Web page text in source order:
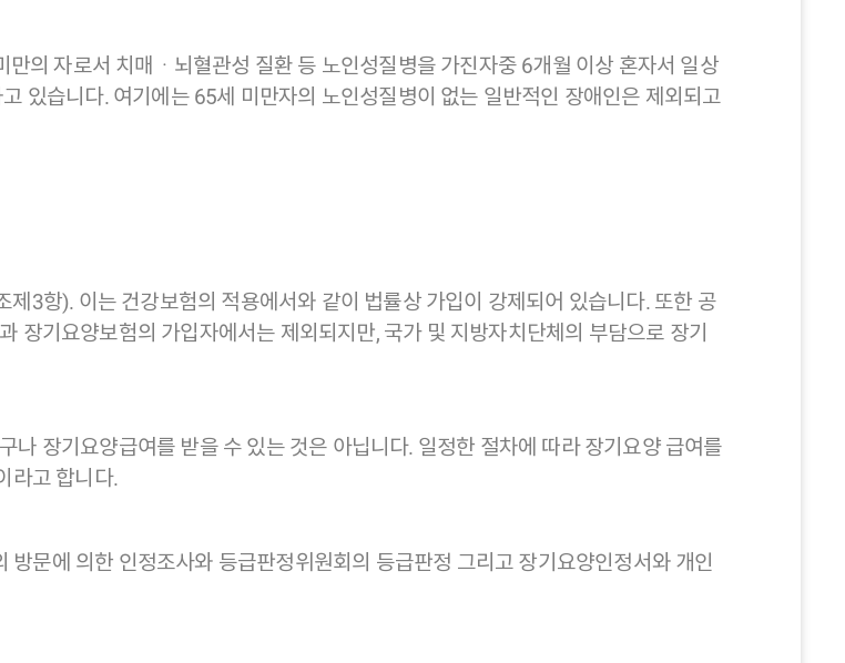
의 자로서 치매ㆍ뇌혈관성 질환 등 노인성질병을 가진자중 6개월 이상 혼자서 일상
있습니다. 여기에는 65세 미만자의 노인성질병이 없는 일반적인 장애인은 제외되고
3항). 이는 건강보험의 적용에서와 같이 법률상 가입이 강제되어 있습니다. 또한 공
장기요양보험의 가입자에서는 제외되지만, 국가 및 지방자치단체의 부담으로 장기
나 장기요양급여를 받을 수 있는 것은 아닙니다. 일정한 절차에 따라 장기요양 급여를
라고 합니다.
문에 의한 인정조사와 등급판정위원회의 등급판정 그리고 장기요양인정서와 개인